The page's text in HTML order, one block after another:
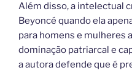
Além disso, a intelectual
Beyoncé quando ela
para homens e mulheres
dominação patriarcal e
a autora defende que é